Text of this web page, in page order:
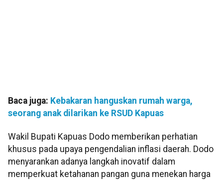
Baca juga: Kebakaran hanguskan rumah warga,
seorang anak dilarikan ke RSUD Kapuas
Wakil Bupati Kapuas Dodo memberikan perhatian
khusus pada upaya pengendalian inflasi daerah. Dodo
menyarankan adanya langkah inovatif dalam
memperkuat ketahanan pangan guna menekan harga